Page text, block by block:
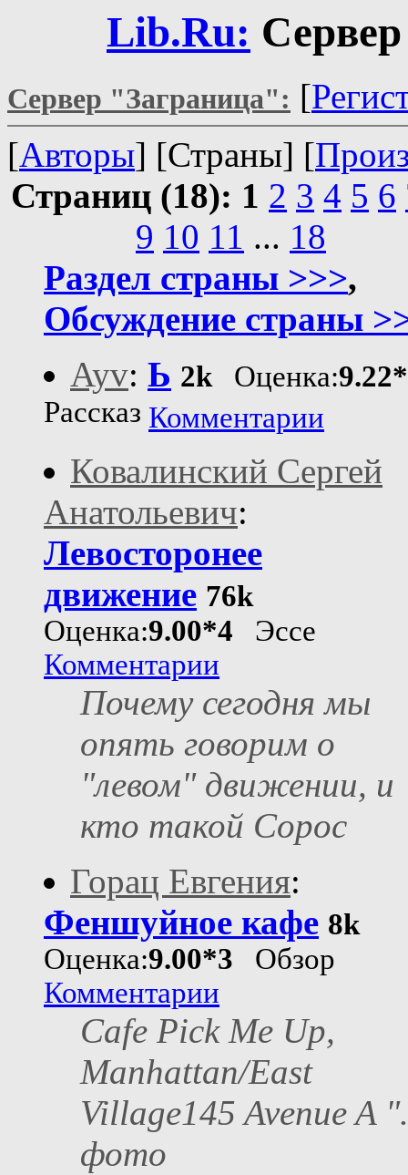
Lib.Ru:
Сервер "Заграница": [
[Авторы] [Страны] [
Страниц (18): 1 2 3 4 5 6
9 10 11 ... 18
Раздел страны >>>,
Обсуждение страны
Ayv: Ь 2kОценка:
Рассказ Комментарии
Ковалинский Сергей
Анатольевич:
Левосторонее
движение 76k
Оценка:9.00*4 Эссе
Комментарии
Почему сегодня мы
опять говорим о
"левом" движении, и
кто такой Сорос
Горац Евгения:
Феншуйное кафе 8k
Оценка:9.00*3 Обзор
Комментарии
Cafe Pick Me Up,
Manhattan/East
Village145 Avenue A
фото